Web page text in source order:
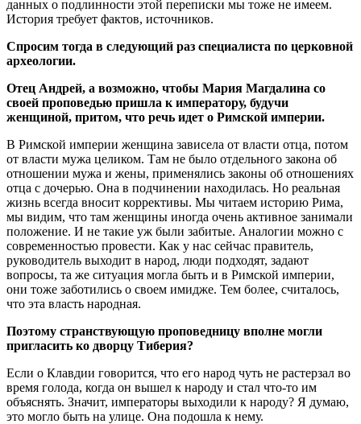
данных о подлинности этой переписки мы тоже не имеем.
История требует фактов, источников.
Спросим тогда в следующий раз специалиста по церковной
археологии.
Отец Андрей, а возможно, чтобы Мария Магдалина со
своей проповедью пришла к императору, будучи
женщиной, притом, что речь идет о Римской империи.
В Римской империи женщина зависела от власти отца, потом
от власти мужа целиком. Там не было отдельного закона об
отношении мужа и жены, применялись законы об отношениях
отца с дочерью. Она в подчинении находилась. Но реальная
жизнь всегда вносит коррективы. Мы читаем историю Рима,
мы видим, что там женщины иногда очень активное занимали
положение. И не такие уж были забитые. Аналогии можно с
современностью провести. Как у нас сейчас правитель,
руководитель выходит в народ, люди подходят, задают
вопросы, та же ситуация могла быть и в Римской империи,
они тоже заботились о своем имидже. Тем более, считалось,
что эта власть народная.
Поэтому странствующую проповедницу вполне могли
пригласить ко дворцу Тиберия?
Если о Клавдии говорится, что его народ чуть не растерзал во
время голода, когда он вышел к народу и стал что-то им
объяснять. Значит, императоры выходили к народу? Я думаю,
это могло быть на улице. Она подошла к нему.